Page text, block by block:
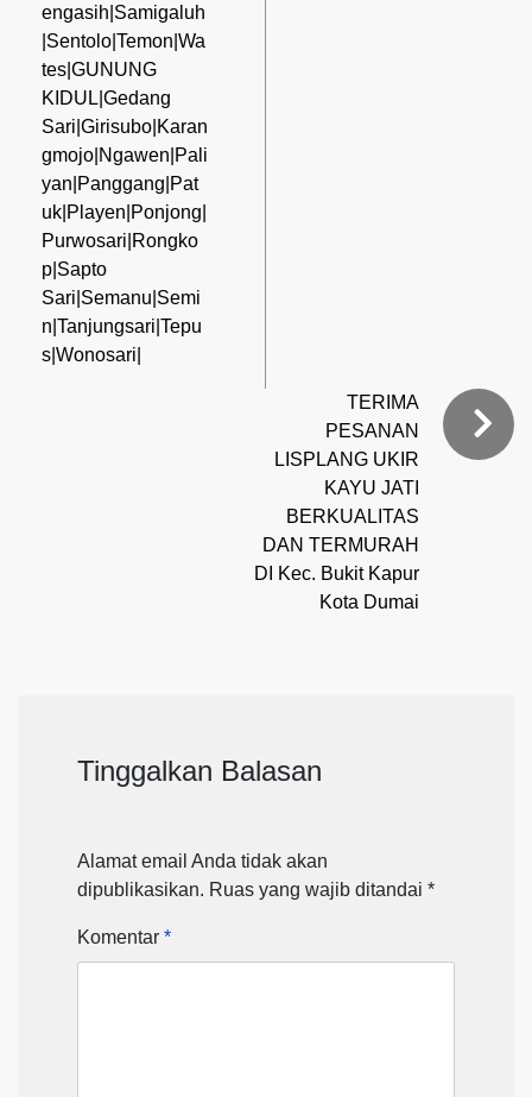
engasih|Samigaluh
|Sentolo|Temon|Wa
tes|GUNUNG
KIDUL|Gedang
Sari|Girisubo|Karan
gmojo|Ngawen|Pali
yan|Panggang|Pat
uk|Playen|Ponjong|
Purwosari|Rongko
p|Sapto
Sari|Semanu|Semi
n|Tanjungsari|Tepu
s|Wonosari|
TERIMA
PESANAN
LISPLANG UKIR
KAYU JATI
BERKUALITAS
DAN TERMURAH
DI Kec. Bukit Kapur
Kota Dumai
Tinggalkan Balasan
Alamat email Anda tidak akan
dipublikasikan. Ruas yang wajib ditandai *
Komentar *